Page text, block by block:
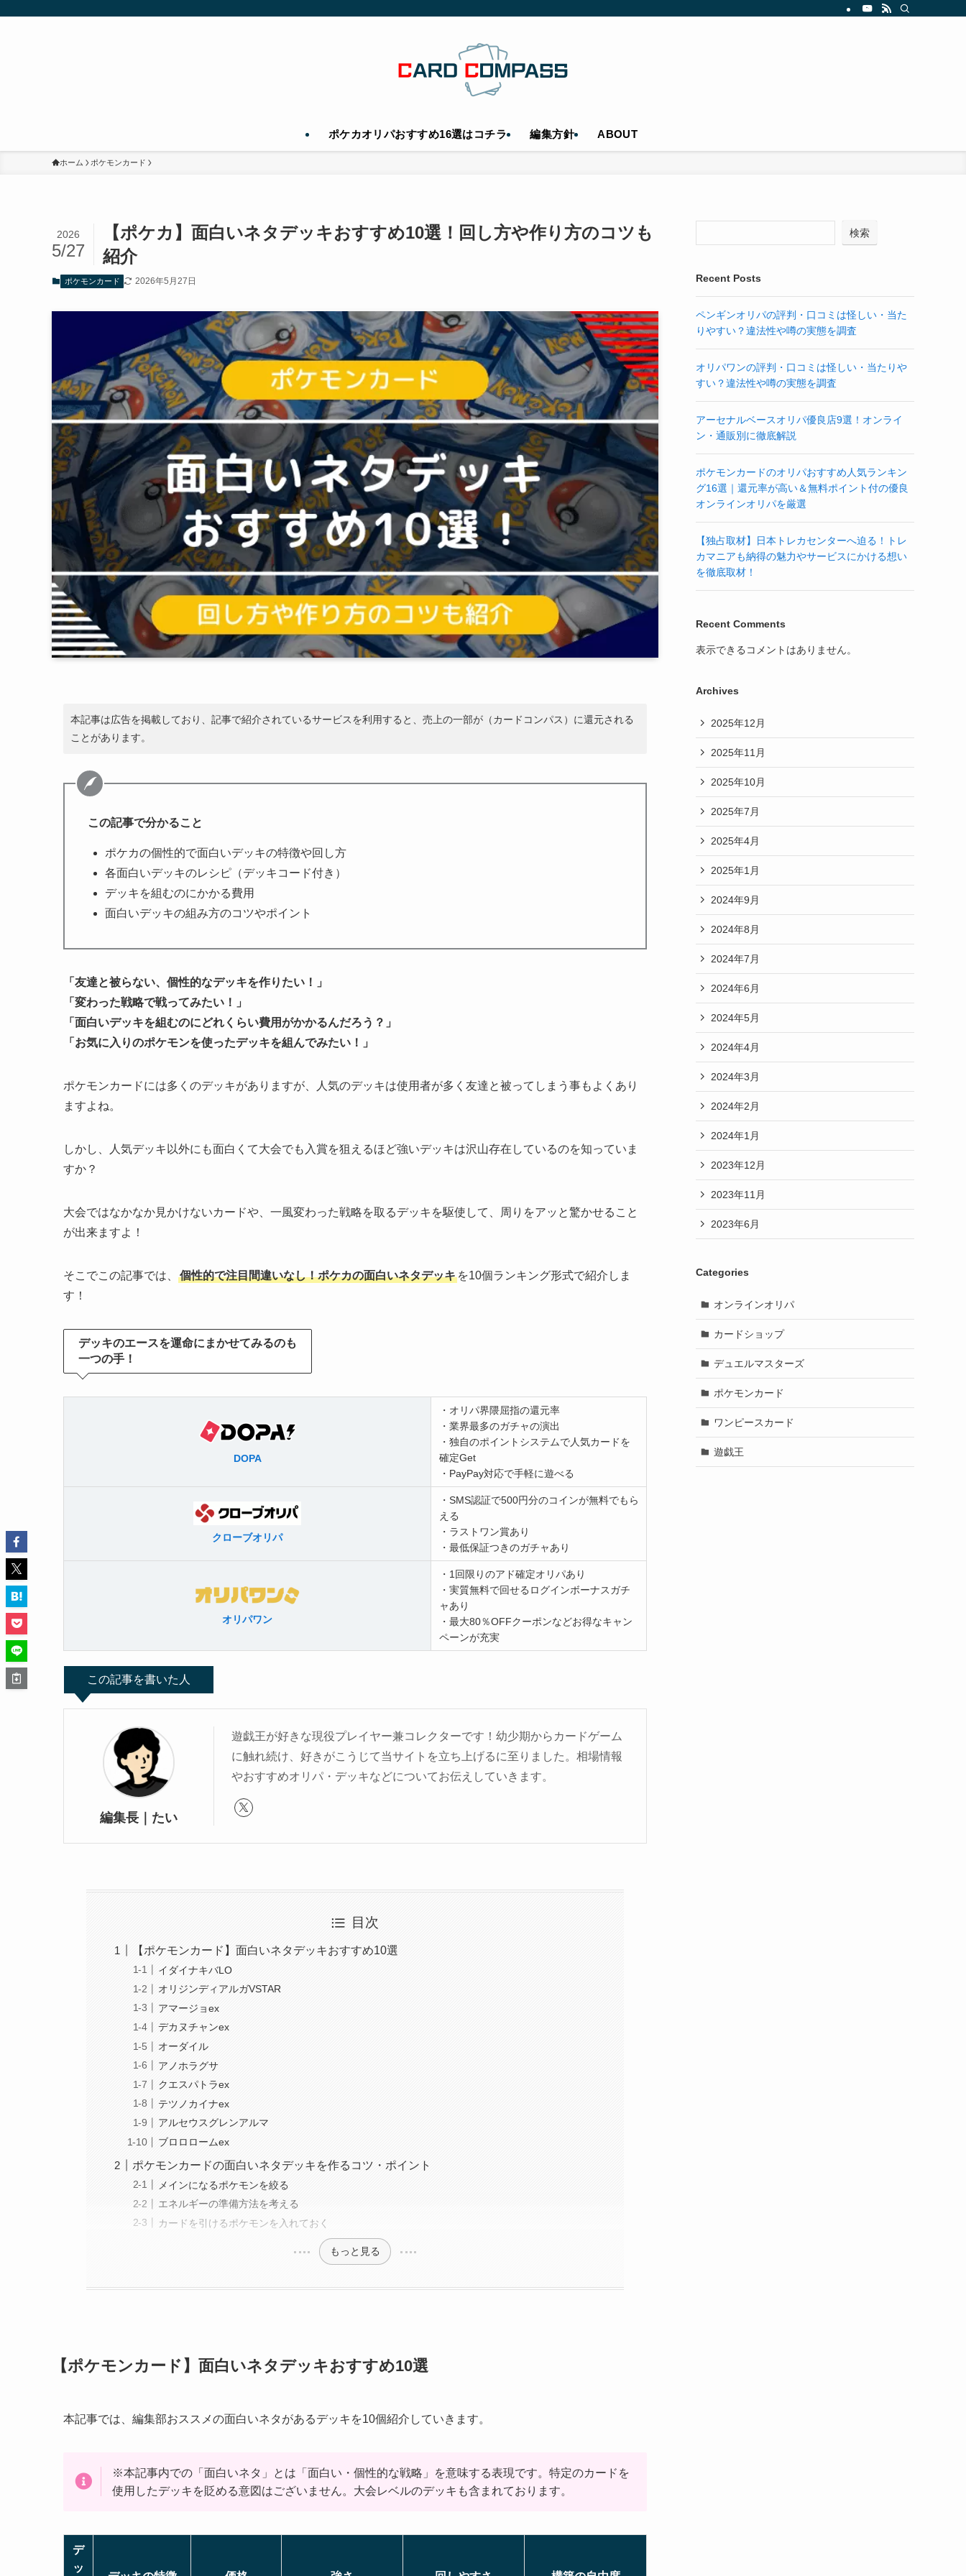
ポケカオリパおすすめ16選はコチラ 編集方針 ABOUT
ホーム ポケモンカード
【ポケカ】面白いネタデッキおすすめ10選！回し方や作り方のコツも
紹介
2026
5/27
ポケモンカード 2026年5月27日
本記事は広告を掲載しており、記事で紹介されているサービスを利用すると、売上の一部が（カードコンパス）に還元される
ことがあります。
この記事で分かること
ポケカの個性的で面白いデッキの特徴や回し方
各面白いデッキのレシピ（デッキコード付き）
デッキを組むのにかかる費用
面白いデッキの組み方のコツやポイント
「友達と被らない、個性的なデッキを作りたい！」
「変わった戦略で戦ってみたい！」
「面白いデッキを組むのにどれくらい費用がかかるんだろう？」
「お気に入りのポケモンを使ったデッキを組んでみたい！」
ポケモンカードには多くのデッキがありますが、人気のデッキは使用者が多く友達と被ってしまう事もよくあり
ますよね。
しかし、人気デッキ以外にも面白くて大会でも入賞を狙えるほど強いデッキは沢山存在しているのを知っていま
すか？
大会ではなかなか見かけないカードや、一風変わった戦略を取るデッキを駆使して、周りをアッと驚かせること
が出来ますよ！
そこでこの記事では、 個性的で注目間違いなし！ポケカの面白いネタデッキ を10個ランキング形式で紹介しま
す！
デッキのエースを運命にまかせてみるのも
一つの手！
DOPA
・オリパ界隈屈指の還元率
・業界最多のガチャの演出
・独自のポイントシステムで人気カードを
確定Get
・PayPay対応で手軽に遊べる
クローブオリパ
・SMS認証で500円分のコインが無料でもら
える
・ラストワン賞あり
・最低保証つきのガチャあり
オリパワン
・1回限りのアド確定オリパあり
・実質無料で回せるログインボーナスガチ
ャあり
・最大80％OFFクーポンなどお得なキャン
ペーンが充実
編集長｜たい
遊戯王が好きな現役プレイヤー兼コレクターです！幼少期からカードゲーム
に触れ続け、好きがこうじて当サイトを立ち上げるに至りました。相場情報
やおすすめオリパ・デッキなどについてお伝えしていきます。
目次
【ポケモンカード】面白いネタデッキおすすめ10選
イダイナキバLO
オリジンディアルガVSTAR
アマージョex
デカヌチャンex
オーダイル
アノホラグサ
クエスパトラex
テツノカイナex
アルセウスグレンアルマ
ブロロロームex
ポケモンカードの面白いネタデッキを作るコツ・ポイント
メインになるポケモンを絞る
エネルギーの準備方法を考える
カードを引けるポケモンを入れておく
もっと見る
【ポケモンカード】面白いネタデッキおすすめ10選
本記事では、編集部おススメの面白いネタがあるデッキを10個紹介していきます。
※本記事内での「面白いネタ」とは「面白い・個性的な戦略」を意味する表現です。特定のカードを
使用したデッキを貶める意図はございません。大会レベルのデッキも含まれております。
デ
ッ
検索
Recent Posts
ペンギンオリパの評判・口コミは怪しい・当た
りやすい？違法性や噂の実態を調査
オリパワンの評判・口コミは怪しい・当たりや
すい？違法性や噂の実態を調査
アーセナルベースオリパ優良店9選！オンライ
ン・通販別に徹底解説
ポケモンカードのオリパおすすめ人気ランキン
グ16選｜還元率が高い＆無料ポイント付の優良
オンラインオリパを厳選
【独占取材】日本トレカセンターへ迫る！トレ
カマニアも納得の魅力やサービスにかける想い
を徹底取材！
Recent Comments
表示できるコメントはありません。
Archives
2025年12月
2025年11月
2025年10月
2025年7月
2025年4月
2025年1月
2024年9月
2024年8月
2024年7月
2024年6月
2024年5月
2024年4月
2024年3月
2024年2月
2024年1月
2023年12月
2023年11月
2023年6月
Categories
オンラインオリパ
カードショップ
デュエルマスターズ
ポケモンカード
ワンピースカード
遊戯王